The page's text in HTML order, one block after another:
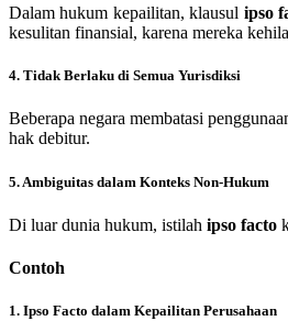
Dalam hukum kepailitan, klausul ipso
kesulitan finansial, karena mereka
4. Tidak Berlaku di Semua Yurisdiksi
Beberapa negara membatasi
hak debitur.
5. Ambiguitas dalam Konteks Non-Hukum
Di luar dunia hukum, istilah ipso facto
Contoh
1. Ipso Facto dalam Kepailitan Perusahaan